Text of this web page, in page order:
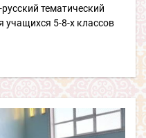
тематический
учащихся 5-8-х классов